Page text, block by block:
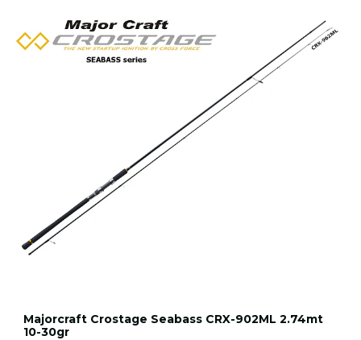
Majorcraft Crostage Seabass CRX-902ML 2.74mt
10-30gr